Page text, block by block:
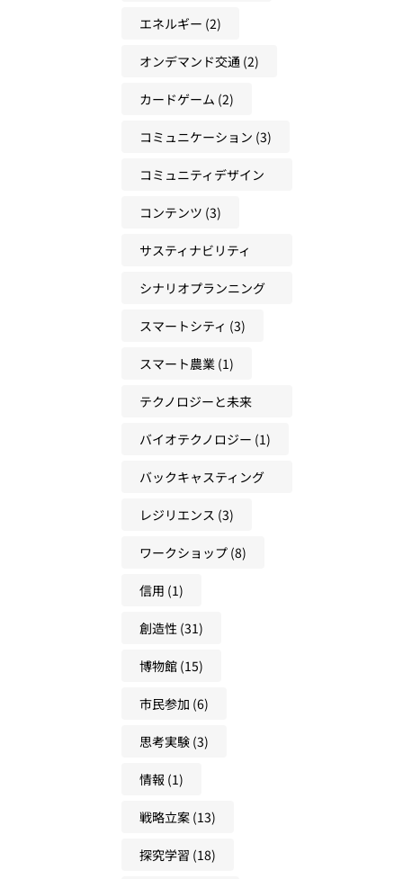
て
エネルギー (2)
オンデマンド交通 (2)
カードゲーム (2)
コミュニケーション (3)
コミュニティデザイン
(3)
コンテンツ (3)
サスティナビリティ
(22)
シナリオプランニング
(17)
スマートシティ (3)
スマート農業 (1)
テクノロジーと未来
(18)
バイオテクノロジー (1)
バックキャスティング
(31)
レジリエンス (3)
ワークショップ (8)
信用 (1)
創造性 (31)
博物館 (15)
市民参加 (6)
思考実験 (3)
情報 (1)
戦略立案 (13)
探究学習 (18)